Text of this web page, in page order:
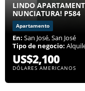
LINDO
NUNCIATURA! P584
Apartamento
En: San José, San José
Tipo de negocio:
US$2,100
DÓLARES AMERICANOS